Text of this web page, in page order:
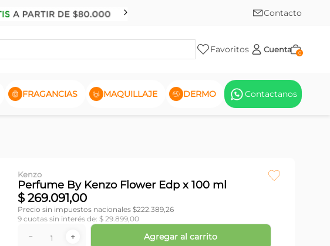
Contacto
Favoritos Cuenta 0
FRAGANCIAS MAQUILLAJE DERMO Contactanos
Kenzo
Perfume By Kenzo Flower Edp x 100 ml
$ 269.091,00
Precio sin impuestos nacionales $222.389,26
9cuotas sin interés de: $ 29.899,00
＋
－ Agregar al carrito